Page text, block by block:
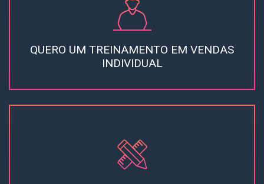
QUERO UM TREINAMENTO EM VENDAS
INDIVIDUAL